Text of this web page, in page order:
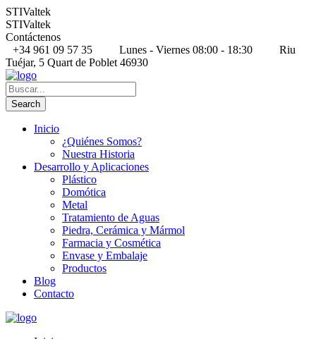
STIValtek
STIValtek
Contáctenos
+34 961 09 57 35
Lunes - Viernes 08:00 - 18:30
Riu
Tuéjar, 5 Quart de Poblet 46930
Inicio
¿Quiénes Somos?
Nuestra Historia
Desarrollo y Aplicaciones
Plástico
Domótica
Metal
Tratamiento de Aguas
Piedra, Cerámica y Mármol
Farmacia y Cosmética
Envase y Embalaje
Productos
Blog
Contacto